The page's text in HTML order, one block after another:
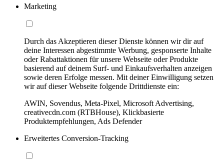
Marketing
Durch das Akzeptieren dieser Dienste können wir dir auf
deine Interessen abgestimmte Werbung, gesponserte Inhalte
oder Rabattaktionen für unsere Webseite oder Produkte
basierend auf deinem Surf- und Einkaufsverhalten anzeigen
sowie deren Erfolge messen. Mit deiner Einwilligung setzen
wir auf dieser Webseite folgende Drittdienste ein:
AWIN, Sovendus, Meta-Pixel, Microsoft Advertising,
creativecdn.com (RTBHouse), Klickbasierte
Produktempfehlungen, Ads Defender
Erweitertes Conversion-Tracking